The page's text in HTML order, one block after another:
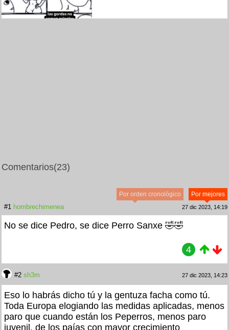
Comentarios(23)
Por mejores
Por orden cronológico
#1 hombrechimenea 27 dic 2023, 14:19
No se dice Pedro, se dice Perro Sanxe 🤣🤣
4
#2 sh3m 27 dic 2023, 14:23
Eso lo habrás dicho tú y la gentuza facha como tú.
Toda Europa elogiando las medidas aplicadas, menos
paro que cuando están los Peperros, menos paro
juvenil, de los paías con mayor crecimiento